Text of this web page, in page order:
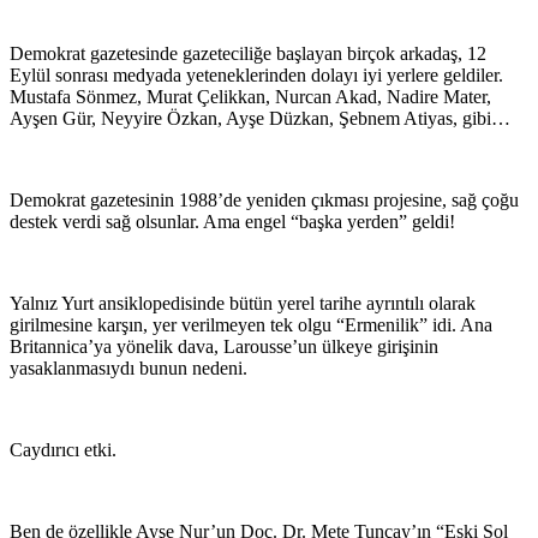
Demokrat gazetesinde gazeteciliğe başlayan birçok arkadaş, 12
Eylül sonrası medyada yeteneklerinden dolayı iyi yerlere geldiler.
Mustafa Sönmez, Murat Çelikkan, Nurcan Akad, Nadire Mater,
Ayşen Gür, Neyyire Özkan, Ayşe Düzkan, Şebnem Atiyas, gibi…
Demokrat gazetesinin 1988’de yeniden çıkması projesine, sağ çoğu
destek verdi sağ olsunlar. Ama engel “başka yerden” geldi!
Yalnız Yurt ansiklopedisinde bütün yerel tarihe ayrıntılı olarak
girilmesine karşın, yer verilmeyen tek olgu “Ermenilik” idi. Ana
Britannica’ya yönelik dava, Larousse’un ülkeye girişinin
yasaklanmasıydı bunun nedeni.
Caydırıcı etki.
Ben de özellikle Ayşe Nur’un Doç. Dr. Mete Tunçay’ın “Eski Sol